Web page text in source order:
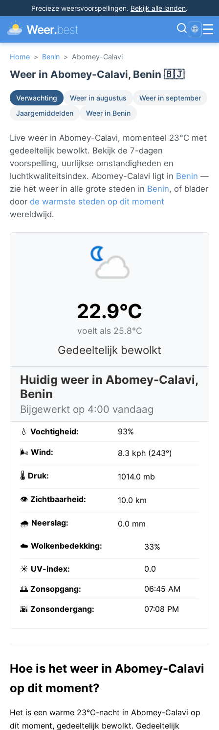
Precieze weersvoorspellingen. Bekijk alle landen.
Weer.best 🌐 ☰
Home > Benin > Abomey-Calavi
Weer in Abomey-Calavi, Benin 🇧🇯
Verwachting Weer in augustus
Weer in september
Jaargemiddelden
Weer in Benin
Live weer in Abomey-Calavi, momenteel 23°C met
gedeeltelijk bewolkt. Bekijk de 7-dagen
voorspelling, uurlijkse omstandigheden en
luchtkwaliteitsindex. Abomey-Calavi ligt in Benin —
zie het weer in alle grote steden in Benin, of blader
door de warmste steden op dit moment
wereldwijd.
22.9°C
voelt als 25.8°C
Gedeeltelijk bewolkt
Huidig weer in Abomey-Calavi,
Benin
Bijgewerkt op 4:00 vandaag
💧 Vochtigheid: 93%
🌬️ Wind: 8.3 kph (243°)
🌡️ Druk: 1014.0 mb
👁️ Zichtbaarheid: 10.0 km
🌧️ Neerslag: 0.0 mm
☁️ Wolkenbedekking: 33%
☀️ UV-index: 0.0
🌅 Zonsopgang: 06:45 AM
🌇 Zonsondergang: 07:08 PM
Hoe is het weer in Abomey-Calavi
op dit moment?
Het is een warme 23°C-nacht in Abomey-Calavi op
dit moment, gedeeltelijk bewolkt. Gedeeltelijk